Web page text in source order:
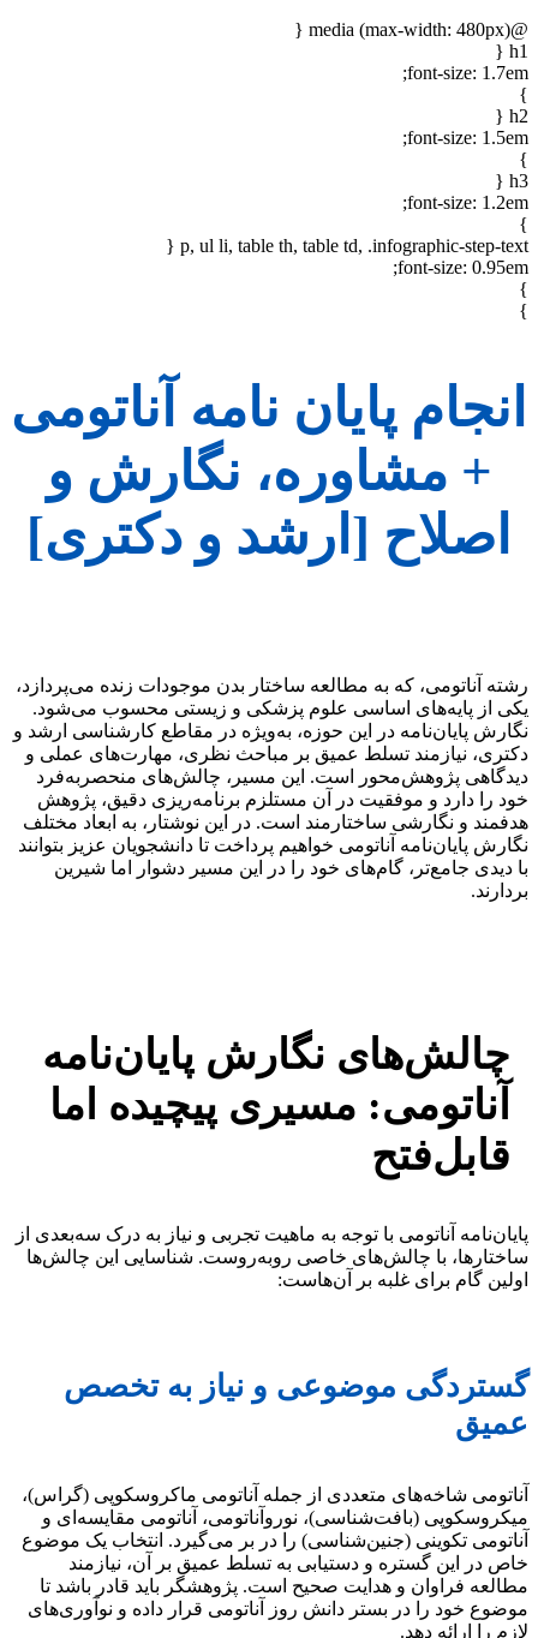
@media (max-width: 480px) {
h1 {
font-size: 1.7em;
}
h2 {
font-size: 1.5em;
}
h3 {
font-size: 1.2em;
}
p, ul li, table th, table td, .infographic-step-text {
font-size: 0.95em;
}
}
انجام پایان نامه آناتومی
+ مشاوره، نگارش و
اصلاح [ارشد و دکتری]
رشته آناتومی، که به مطالعه ساختار بدن موجودات زنده می‌پردازد،
یکی از پایه‌های اساسی علوم پزشکی و زیستی محسوب می‌شود.
نگارش پایان‌نامه در این حوزه، به‌ویژه در مقاطع کارشناسی ارشد و
دکتری، نیازمند تسلط عمیق بر مباحث نظری، مهارت‌های عملی و
دیدگاهی پژوهش‌محور است. این مسیر، چالش‌های منحصربه‌فرد
خود را دارد و موفقیت در آن مستلزم برنامه‌ریزی دقیق، پژوهش
هدفمند و نگارشی ساختارمند است. در این نوشتار، به ابعاد مختلف
نگارش پایان‌نامه آناتومی خواهیم پرداخت تا دانشجویان عزیز بتوانند
با دیدی جامع‌تر، گام‌های خود را در این مسیر دشوار اما شیرین
بردارند.
چالش‌های نگارش پایان‌نامه
آناتومی: مسیری پیچیده اما
قابل‌فتح
پایان‌نامه آناتومی با توجه به ماهیت تجربی و نیاز به درک سه‌بعدی از
ساختارها، با چالش‌های خاصی روبه‌روست. شناسایی این چالش‌ها
اولین گام برای غلبه بر آن‌هاست:
گستردگی موضوعی و نیاز به تخصص
عمیق
آناتومی شاخه‌های متعددی از جمله آناتومی ماکروسکوپی (گراس)،
میکروسکوپی (بافت‌شناسی)، نوروآناتومی، آناتومی مقایسه‌ای و
آناتومی تکوینی (جنین‌شناسی) را در بر می‌گیرد. انتخاب یک موضوع
خاص در این گستره و دستیابی به تسلط عمیق بر آن، نیازمند
مطالعه فراوان و هدایت صحیح است. پژوهشگر باید قادر باشد تا
موضوع خود را در بستر دانش روز آناتومی قرار داده و نوآوری‌های
لازم را ارائه دهد.